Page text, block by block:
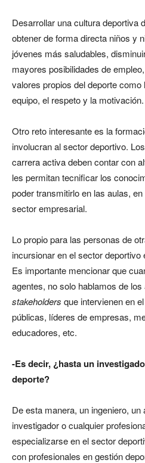
Desarrollar una cultura deportiva
obtener de forma directa niños y
jóvenes más saludables,
mayores posibilidades de
valores propios del deporte como
equipo, el respeto y la motivación.
Otro reto interesante es la
involucran al sector deportivo.
carrera activa deben contar con
les permitan tecnificar los
poder transmitirlo en las aulas,
sector empresarial.
Lo propio para las personas de
incursionar en el sector deportivo
Es importante mencionar que
agentes, no solo hablamos de
stakeholders que intervienen en
públicas, líderes de empresas,
educadores, etc.
-Es decir, ¿hasta un
deporte?
De esta manera, un ingeniero,
investigador o cualquier
especializarse en el sector
con profesionales en gestión